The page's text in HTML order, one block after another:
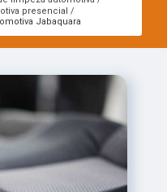
presencial
Jabaquara